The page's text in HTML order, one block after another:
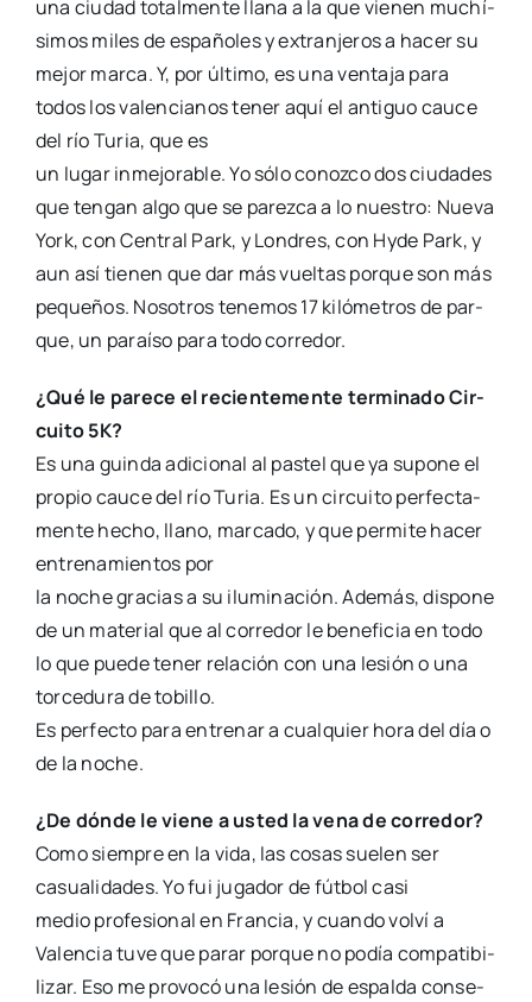
una ciu­dad total­men­te lla­na a la que vie­nen muchí­
si­mos miles de espa­ño­les y extran­je­ros a hacer su
mejor mar­ca. Y, por últi­mo, es una ven­ta­ja para
todos los valen­cia­nos tener aquí el anti­guo cau­ce
del río Turia, que es
un lugar inme­jo­ra­ble. Yo sólo conoz­co dos ciu­da­des
que ten­gan algo que se parez­ca a lo nues­tro: Nue­va
York, con Cen­tral Park, y Lon­dres, con Hyde Park, y
aun así tie­nen que dar más vuel­tas por­que son más
peque­ños. Noso­tros tene­mos 17 kiló­me­tros de par­
que, un paraí­so para todo corre­dor.
¿Qué le pare­ce el recien­te­men­te ter­mi­na­do Cir­
cui­to 5K?
Es una guin­da adi­cio­nal al pas­tel que ya supo­ne el
pro­pio cau­ce del río Turia. Es un cir­cui­to per­fec­ta­
men­te hecho, llano, mar­ca­do, y que per­mi­te hacer
entre­na­mien­tos por
la noche gra­cias a su ilu­mi­na­ción. Ade­más, dis­po­ne
de un mate­rial que al corre­dor le bene­fi­cia en todo
lo que pue­de tener rela­ción con una lesión o una
tor­ce­du­ra de tobi­llo.
Es per­fec­to para entre­nar a cual­quier hora del día o
de la noche.
¿De dón­de le vie­ne a usted la vena de corre­dor?
Como siem­pre en la vida, las cosas sue­len ser
casua­li­da­des. Yo fui juga­dor de fút­bol casi
medio pro­fe­sio­nal en Fran­cia, y cuan­do vol­ví a
Valen­cia tuve que parar por­que no podía com­pa­ti­bi­
li­zar. Eso me pro­vo­có una lesión de espal­da con­se­